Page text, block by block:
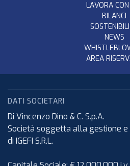
LAVORA
BILANCI
NEWS
AREA
DATI SOCIETARI
Di Vincenzo Dino & C. S.p.A.
Società soggetta alla gestione
di IGEFI S.R.L.